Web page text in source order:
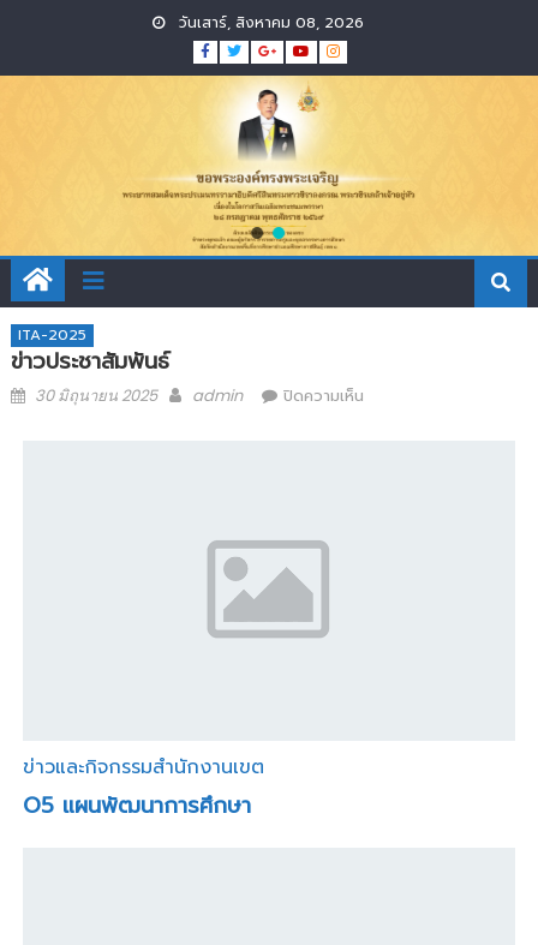
วันเสาร์, สิงหาคม 08, 2026
ITA-2025
ข่าวประชาสัมพันธ์
30 มิถุนายน 2025 admin ปิดความเห็น
ข่าวและกิจกรรมสำนักงานเขต
O5 แผนพัฒนาการศึกษา